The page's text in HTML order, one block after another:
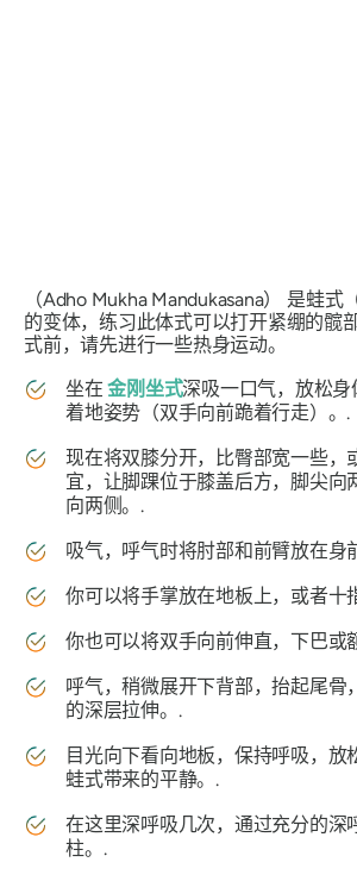
（Adho Mukha Mandukasana）
是蛙式
的变体，练习此体式可以打开紧绷的髋
式前，请先进行一些热身运动。
坐在 金刚坐式深吸一口气，放松
着地姿势（双手向前跪着行走）。.
现在将双膝分开，比臀部宽一些，
宜，让脚踝位于膝盖后方，脚尖向
向两侧。.
吸气，呼气时将肘部和前臂放在身
你可以将手掌放在地板上，或者十
你也可以将双手向前伸直，下巴或
呼气，稍微展开下背部，抬起尾骨
的深层拉伸。.
目光向下看向地板，保持呼吸，放
蛙式带来的平静。.
在这里深呼吸几次，通过充分的深
柱。.